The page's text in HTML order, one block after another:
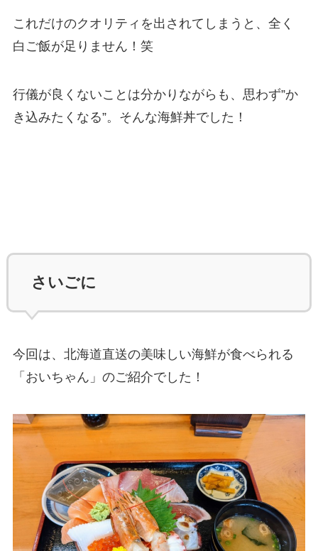
これだけのクオリティを出されてしまうと、全く
白ご飯が足りません！笑
行儀が良くないことは分かりながらも、思わず”か
き込みたくなる”。そんな海鮮丼でした！
さいごに
今回は、北海道直送の美味しい海鮮が食べられる
「おいちゃん」のご紹介でした！